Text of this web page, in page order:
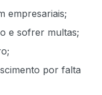
empresariais;
e sofrer multas;
por falta